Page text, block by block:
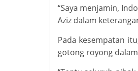
“Saya menjamin,
Aziz dalam
Pada kesempatan
gotong royong